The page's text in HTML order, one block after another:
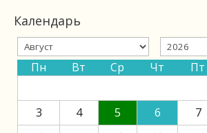
Календарь
Пн Вт Ср Чт Пт
3
4 5 6 7